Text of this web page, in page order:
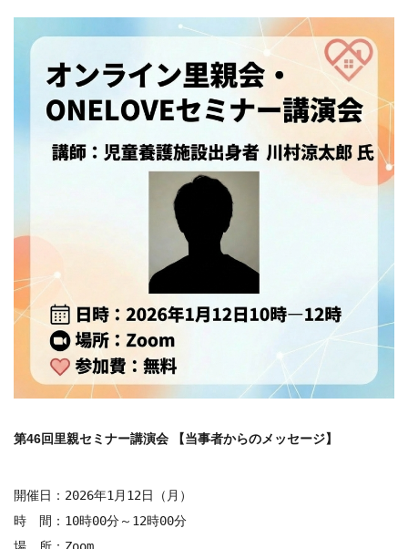
第46回里親セミナー講演会 【当事者からのメッセージ】 ​
開催日：2026年1月12日（月）
時　間：10時00分～12時00分